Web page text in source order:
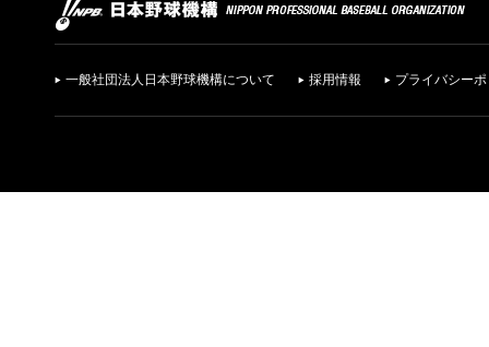
一般社団法人日本野球機構について 採用情報 プライバシー